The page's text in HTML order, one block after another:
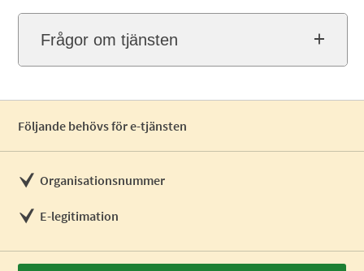
Frågor om tjänsten
Följande behövs för e-tjänsten
Organisationsnummer
E-legitimation